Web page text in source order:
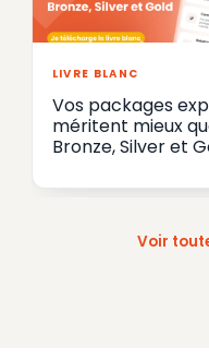
LIVRE BLANC
Vos packages
méritent mieux
Bronze, Silver et
Voir